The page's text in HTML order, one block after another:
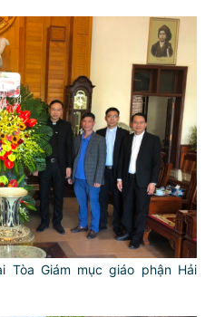
Tòa Giám mục giáo phận Hải